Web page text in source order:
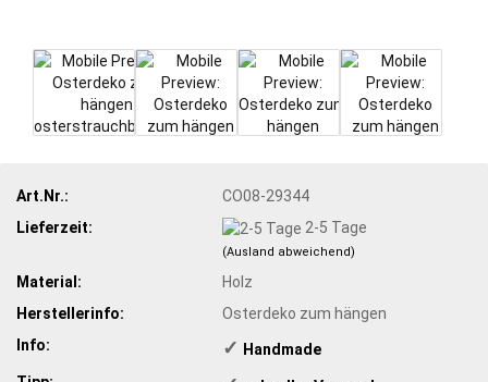
Art.Nr.:
CO08-29344
Lieferzeit:
2-5 Tage
(Ausland abweichend)
Material:
Holz
Herstellerinfo:
Osterdeko zum hängen
Info:
✓ ​Handmade